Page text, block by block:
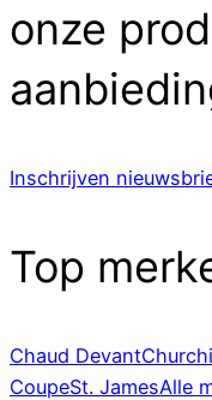
onze
Inschrijven
Top
Chaud Devant
CoupeSt. JamesAlle